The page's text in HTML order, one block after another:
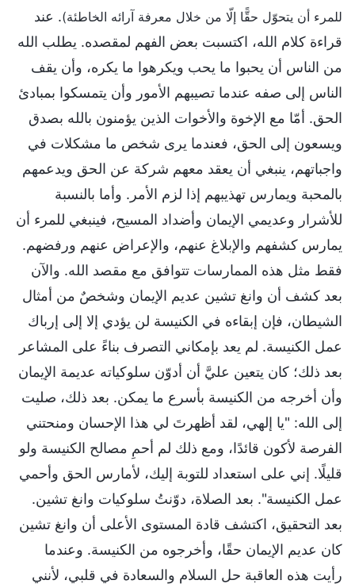
للمرء أن يتحوّل حقًّا إلّا من خلال معرفة آرائه الخاطئة). عند
قراءة كلام الله، اكتسبت بعض الفهم لمقصده. يطلب الله
من الناس أن يحبوا ما يحب ويكرهوا ما يكره، وأن يقف
الناس إلى صفه عندما تصيبهم الأمور وأن يتمسكوا بمبادئ
الحق. أمّا مع الإخوة والأخوات الذين يؤمنون بالله بصدق
ويسعون إلى الحق، فعندما يرى شخص ما مشكلات في
واجباتهم، ينبغي أن يعقد معهم شركة عن الحق ويدعمهم
بالمحبة ويمارس تهذيبهم إذا لزم الأمر. وأما بالنسبة
للأشرار وعديمي الإيمان وأضداد المسيح، فينبغي للمرء أن
يمارس كشفهم والإبلاغ عنهم، والإعراض عنهم ورفضهم.
فقط مثل هذه الممارسات تتوافق مع مقصد الله. والآن
بعد كشف أن وانغ تشين عديم الإيمان وشخصٌ من أمثال
الشيطان، فإن إبقاءه في الكنيسة لن يؤدي إلا إلى إرباك
عمل الكنيسة. لم يعد بإمكاني التصرف بناءً على المشاعر
بعد ذلك؛ كان يتعين عليَّ أن أدوّن سلوكياته عديمة الإيمان
وأن أخرجه من الكنيسة بأسرع ما يمكن. بعد ذلك، صليت
إلى الله: "يا إلهي، لقد أظهرتَ لي هذا الإحسان ومنحتني
الفرصة لأكون قائدًا، ومع ذلك لم أحمِ مصالح الكنيسة ولو
قليلًا. إني على استعداد للتوبة إليك، لأمارس الحق وأحمي
عمل الكنيسة". بعد الصلاة، دوّنتُ سلوكيات وانغ تشين.
بعد التحقيق، اكتشف قادة المستوى الأعلى أن وانغ تشين
كان عديم الإيمان حقًا، وأخرجوه من الكنيسة. وعندما
رأيت هذه العاقبة حل السلام والسعادة في قلبي، لأنني